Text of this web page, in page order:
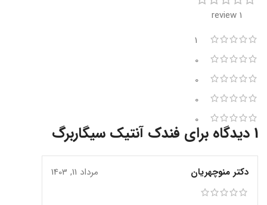
1 review
1
0
0
0
0
1 دیدگاه برای فندک آنتیک سیگاربرگ
دکتر منوچهریان مرداد 11, 1403